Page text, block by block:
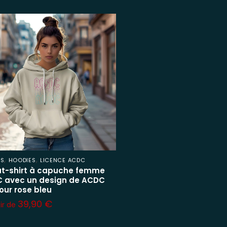
, HOODIES, LICENCE ACDC
shirt à capuche femme
avec un design de ACDC
rose bleu
de 39,90 €